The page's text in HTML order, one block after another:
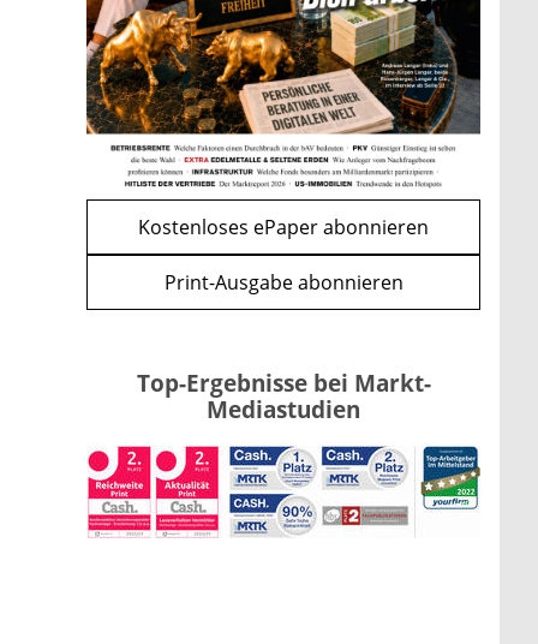
WEITERE ARTIKEL
zurückweiter
Bitcoin im Wartemodus: Fed
und CLARITY Act geben die
Richtung vor
mehr
Kostenloses ePaper abonnieren
Print-Ausgabe abonnieren
Top-Ergebnisse bei Markt-
Mediastudien